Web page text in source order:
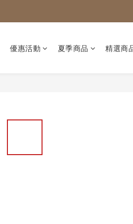
優惠活動 夏季商品 精選商